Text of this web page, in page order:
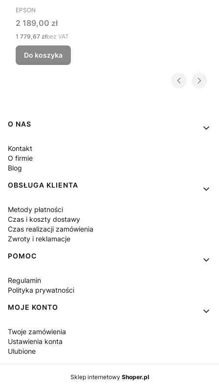
PRODUCENT
EPSON
Cena
2 189,00 zł
Cena
1 779,67 złbez VAT
Do koszyka
Linki w stopce
O NAS
Kontakt
O firmie
Blog
OBSŁUGA KLIENTA
Metody płatności
Czas i koszty dostawy
Czas realizacji zamówienia
Zwroty i reklamacje
POMOC
Regulamin
Polityka prywatności
MOJE KONTO
Twoje zamówienia
Ustawienia konta
Ulubione
Sklep internetowy Shoper.pl